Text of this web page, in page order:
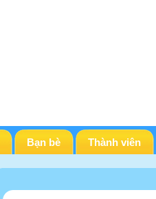
Bạn bè Thành viên